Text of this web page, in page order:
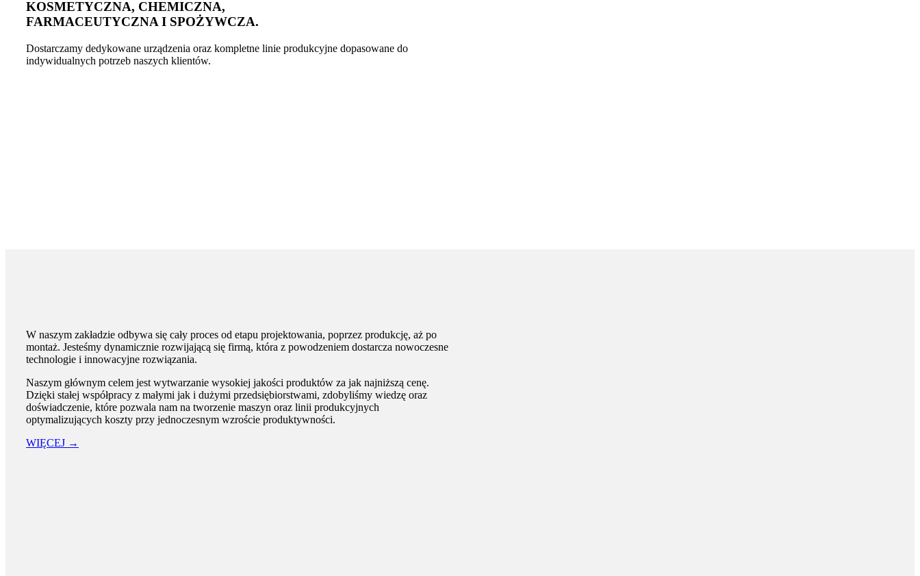
KOSMETYCZNA, CHEMICZNA,
FARMACEUTYCZNA I SPOŻYWCZA.
Dostarczamy dedykowane urządzenia oraz kompletne linie produkcyjne dopasowane do
indywidualnych potrzeb naszych klientów.
W naszym zakładzie odbywa się cały proces od etapu projektowania, poprzez produkcję, aż po
montaż. Jesteśmy dynamicznie rozwijającą się firmą, która z powodzeniem dostarcza nowoczesne
technologie i innowacyjne rozwiązania.
Naszym głównym celem jest wytwarzanie wysokiej jakości produktów za jak najniższą cenę.
Dzięki stałej współpracy z małymi jak i dużymi przedsiębiorstwami, zdobyliśmy wiedzę oraz
doświadczenie, które pozwala nam na tworzenie maszyn oraz linii produkcyjnych
optymalizujących koszty przy jednoczesnym wzroście produktywności.
WIĘCEJ →